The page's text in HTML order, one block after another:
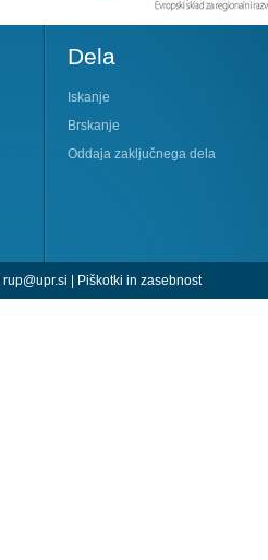
Dela
Iskanje
Brskanje
Oddaja zaključnega dela
rup@upr.si | Piškotki in zasebnost